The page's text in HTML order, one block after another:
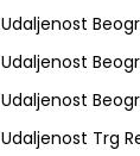
Udaljenost
Udaljenost
Udaljenost
Udaljenost Trg